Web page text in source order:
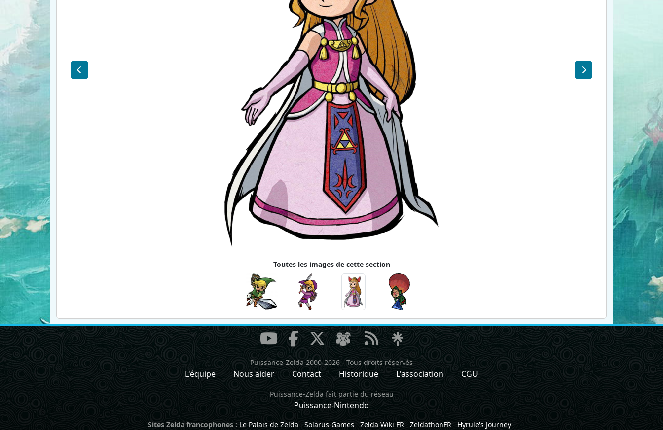
Toutes les images de cette section
Puissance-Zelda 2000-2026- Tous droits réservés
L'équipe Nous aider Contact Historique L'association CGU
Puissance-Zelda fait partie du réseau
Puissance-Nintendo
Sites Zelda francophones : Le Palais de Zelda Solarus-Games Zelda Wiki FR ZeldathonFR Hyrule's Journey